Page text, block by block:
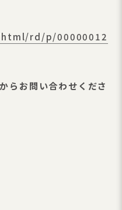
rd/p/00000012
からお問い合わせくださ